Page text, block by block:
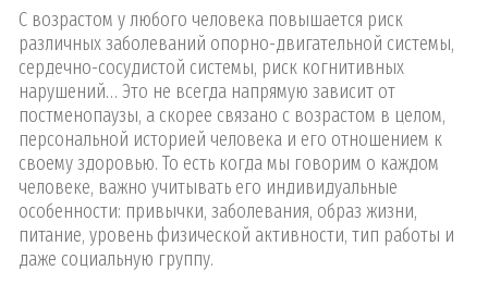
С возрастом у любого человека повышается риск
различных заболеваний опорно-двигательной системы,
сердечно-сосудистой системы, риск когнитивных
нарушений… Это не всегда напрямую зависит от
постменопаузы, а скорее связано с возрастом в целом,
персональной историей человека и его отношением к
своему здоровью. То есть когда мы говорим о каждом
человеке, важно учитывать его индивидуальные
особенности: привычки, заболевания, образ жизни,
питание, уровень физической активности, тип работы и
даже социальную группу.